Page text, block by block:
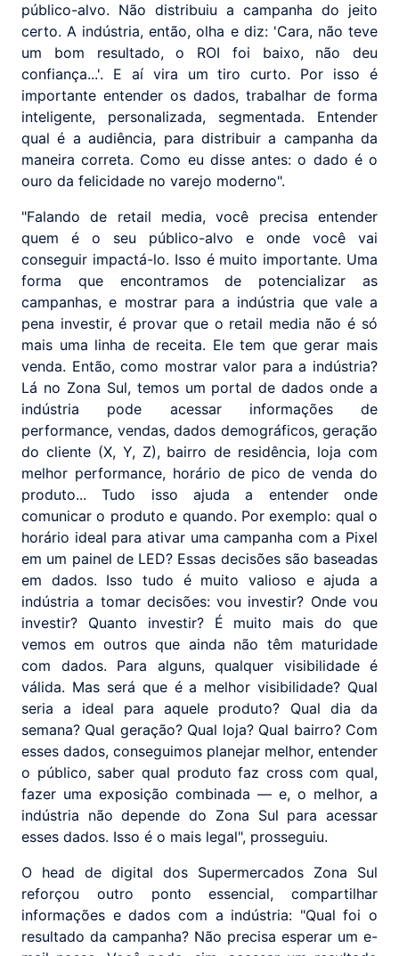
público-alvo. Não distribuiu a campanha do jeito
certo. A indústria, então, olha e diz: 'Cara, não teve
um bom resultado, o ROI foi baixo, não deu
confiança...'. E aí vira um tiro curto. Por isso é
importante entender os dados, trabalhar de forma
inteligente, personalizada, segmentada. Entender
qual é a audiência, para distribuir a campanha da
maneira correta. Como eu disse antes: o dado é o
ouro da felicidade no varejo moderno".
"Falando de retail media, você precisa entender
quem é o seu público-alvo e onde você vai
conseguir impactá-lo. Isso é muito importante. Uma
forma que encontramos de potencializar as
campanhas, e mostrar para a indústria que vale a
pena investir, é provar que o retail media não é só
mais uma linha de receita. Ele tem que gerar mais
venda. Então, como mostrar valor para a indústria?
Lá no Zona Sul, temos um portal de dados onde a
indústria pode acessar informações de
performance, vendas, dados demográficos, geração
do cliente (X, Y, Z), bairro de residência, loja com
melhor performance, horário de pico de venda do
produto... Tudo isso ajuda a entender onde
comunicar o produto e quando. Por exemplo: qual o
horário ideal para ativar uma campanha com a Pixel
em um painel de LED? Essas decisões são baseadas
em dados. Isso tudo é muito valioso e ajuda a
indústria a tomar decisões: vou investir? Onde vou
investir? Quanto investir? É muito mais do que
vemos em outros que ainda não têm maturidade
com dados. Para alguns, qualquer visibilidade é
válida. Mas será que é a melhor visibilidade? Qual
seria a ideal para aquele produto? Qual dia da
semana? Qual geração? Qual loja? Qual bairro? Com
esses dados, conseguimos planejar melhor, entender
o público, saber qual produto faz cross com qual,
fazer uma exposição combinada — e, o melhor, a
indústria não depende do Zona Sul para acessar
esses dados. Isso é o mais legal", prosseguiu.
O head de digital dos Supermercados Zona Sul
reforçou outro ponto essencial, compartilhar
informações e dados com a indústria: "Qual foi o
resultado da campanha? Não precisa esperar um e-